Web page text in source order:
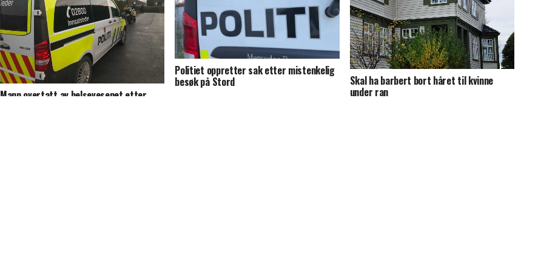
Mann overtatt av helsevesenet etter
Politiet oppretter sak etter mistenkelig
besøk på Stord Skal ha barbert bort håret til kvinne
under ran